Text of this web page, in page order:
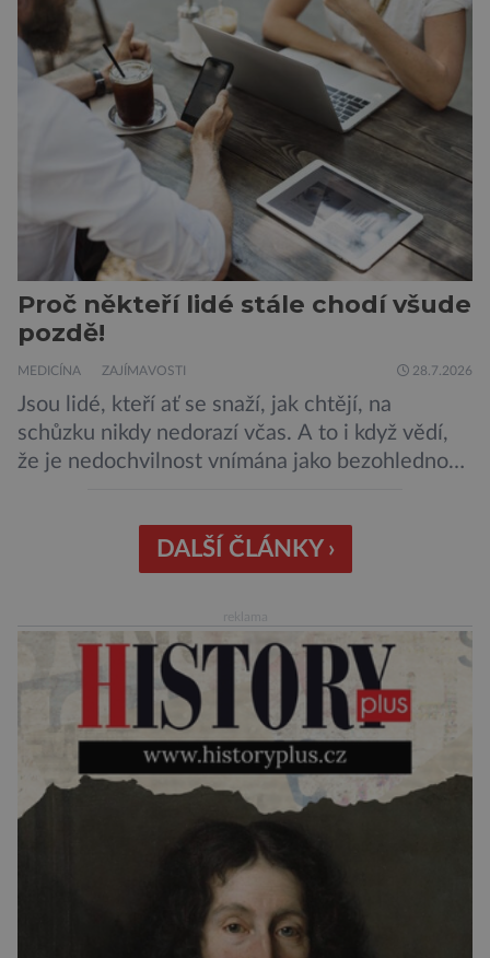
výletní lodi bylo znepokojivé i pro odborníky.
Zdá se, že nebezpečí bylo prozatím zažehnáno.
Máme se bát nové pandemie? Hantavirus […]
Proč někteří lidé stále chodí všude
pozdě!
MEDICÍNA ZAJÍMAVOSTI 28.7.2026
Jsou lidé, kteří ať se snaží, jak chtějí, na
schůzku nikdy nedorazí včas. A to i když vědí,
že je nedochvilnost vnímána jako bezohlednost
chodí chronicky pozdě, možná úplně nemohou.
Jaké jsou nejčastější příčiny nedochvilnosti? A
DALŠÍ ČLÁNKY ›